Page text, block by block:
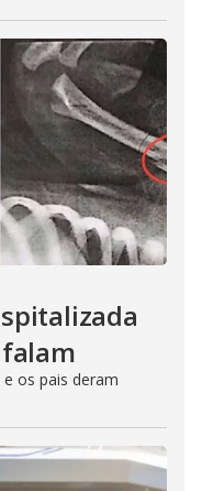
os pais deram